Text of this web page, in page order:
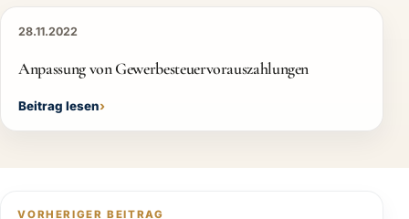
28.11.2022
Anpassung von Gewerbesteuervorauszahlungen
Beitrag lesen
VORHERIGER BEITRAG